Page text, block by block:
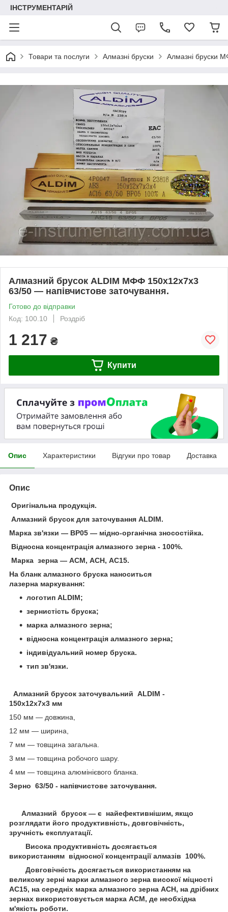
ІНСТРУМЕНТАРІЙ
Товари та послуги Алмазні бруски Алмазні бруски
Алмазний брусок ALDIM МФФ 150х12х7х3
63/50 — напівчистове заточування.
Готово до відправки
Код: 100.10
Роздріб
1 217 ₴
Купити
Опис Характеристики Відгуки про товар Доставка
Опис
Оригінальна продукція.
Алмазний брусок для заточування ALDIM.
Марка зв'язки — ВР05 — мідно-органічна зносостійка.
Відносна концентрація алмазного зерна - 100%.
Марка зерна — АСМ, АСН, АС15.
На бланк алмазного бруска наноситься
лазерна маркування:
логотип ALDIM;
зернистість бруска;
марка алмазного зерна;
відносна концентрація алмазного зерна;
індивідуальний номер бруска.
тип зв'язки.
Алмазний брусок заточувальний ALDIM -
150х12х7х3 мм
150 мм — довжина,
12 мм — ширина,
7 мм — товщина загальна.
3 мм — товщина робочого шару.
4 мм — товщина алюмінієвого бланка.
Зерно 63/50 - напівчистове заточування.
Алмазний брусок — є найефективнішим, якщо
розглядати його продуктивність, довговічність,
зручність експлуатації.
Висока продуктивність досягається
використанням відносної концентрації алмазів 100%.
Довговічність досягається використанням на
великому зерні марки алмазного зерна високої міцності
АС15, на середніх марка алмазного зерна АСН, на дрібних
зернах використовується марка ACM, де необхідна
м'якість роботи.